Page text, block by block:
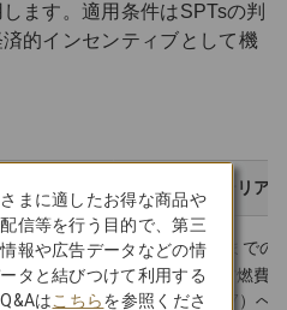
ます。適用条件はSPTsの判
的インセンティブとして機
適格クライテリア
「2030年度までの
に掲げた、省燃費
（A350・787）へ
まに適したお得な商品や
信等を行う目的で、第三
報や広告データなどの情
タと結びつけて利用する
はこちらを参照くださ